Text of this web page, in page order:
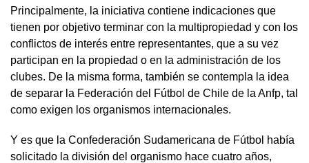
Principalmente, la iniciativa contiene indicaciones que
tienen por objetivo terminar con la multipropiedad y con los
conflictos de interés entre representantes, que a su vez
participan en la propiedad o en la administración de los
clubes. De la misma forma, también se contempla la idea
de separar la Federación del Fútbol de Chile de la Anfp, tal
como exigen los organismos internacionales.
Y es que la Confederación Sudamericana de Fútbol había
solicitado la división del organismo hace cuatro años,